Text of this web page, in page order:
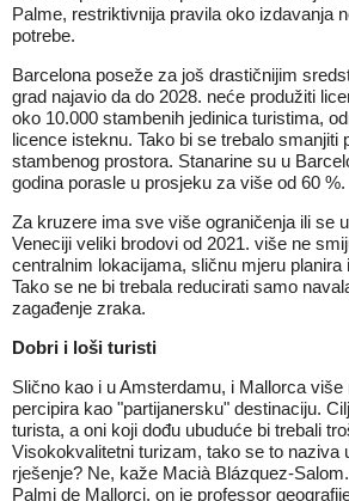
Palme, restriktivnija pravila oko izdavanja
potrebe.
Barcelona poseže za još drastičnijim
grad najavio da do 2028. neće produžiti
oko 10.000 stambenih jedinica turistima,
licence isteknu. Tako bi se trebalo smanjiti
stambenog prostora. Stanarine su u
godina porasle u prosjeku za više od 60 %.
Za kruzere ima sve više ograničenja ili se
Veneciji veliki brodovi od 2021. više ne
centralnim lokacijama, sličnu mjeru planira
Tako se ne bi trebala reducirati samo
zagađenje zraka.
Dobri i loši turisti
Slično kao i u Amsterdamu, i Mallorca više
percipira kao "partijanersku" destinaciju.
turista, a oni koji dođu ubuduće bi trebali
Visokokvalitetni turizam, tako se to naziva
rješenje? Ne, kaže Macià Blázquez-
Palmi de Mallorci, on je professor